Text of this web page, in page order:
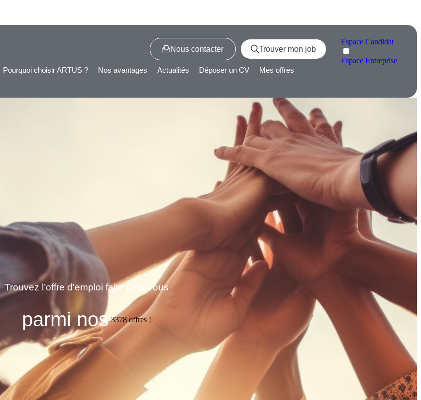
Nous contacter Trouver mon job
EspaceCandidat
EspaceEntreprise
Pourquoi choisir ARTUS ? Nos avantages Actualités Déposer un CV Mes offres
Trouvez l’offre d'emploi faite pour vous
parmi nos 3378 offres !